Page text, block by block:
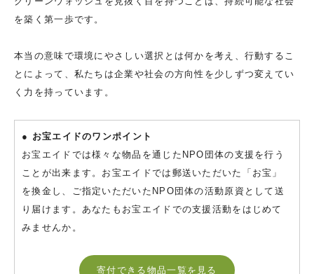
を築く第一歩です。
本当の意味で環境にやさしい選択とは何かを考え、行動するこ
とによって、私たちは企業や社会の方向性を少しずつ変えてい
く力を持っています。
● お宝エイドのワンポイント
お宝エイドでは様々な物品を通じたNPO団体の支援を行う
ことが出来ます。お宝エイドでは郵送いただいた「お宝」
を換金し、ご指定いただいたNPO団体の活動原資として送
り届けます。あなたもお宝エイドでの支援活動をはじめて
みませんか。
寄付できる物品一覧を見る